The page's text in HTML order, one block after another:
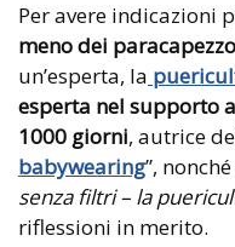
Per avere indicazioni
meno dei
un’esperta, la
esperta nel supporto
1000 giorni, autrice
babywearing”,
senza filtri – la
riflessioni in merito.